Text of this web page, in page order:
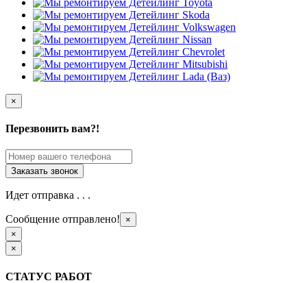
×
Перезвонить вам?!
Идет отправка . . .
Сообщение отправлено!
×
×
×
СТАТУС РАБОТ